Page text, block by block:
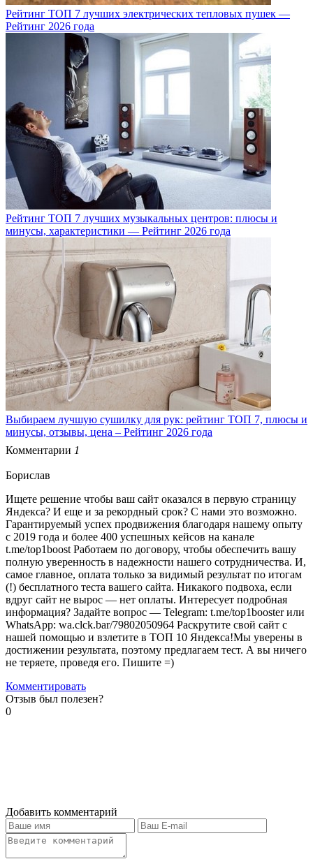
Рейтинг ТОП 7 лучших электрических тепловых пушек —
Рейтинг 2026 года
Рейтинг ТОП 7 лучших музыкальных центров: плюсы и
минусы, характеристики — Рейтинг 2026 года
Выбираем лучшую сушилку для рук: рейтинг ТОП 7, плюсы и
минусы, отзывы, цена – Рейтинг 2026 года
Комментарии 1
Борислав
Ищете решение чтобы ваш сайт оказался в первую страницу
Яндекса? И еще и за рекордный срок? С нами это возможно.
Гарантируемый успех продвижения благодаря нашему опыту
с 2019 года и более 400 успешных кейсов на канале
t.me/top1boost Работаем по договору, чтобы обеспечить вашу
полную уверенность в надежности нашего сотрудничества. И,
самое главное, оплата только за видимый результат по итогам
(!) бесплатного теста вашего сайта. Никакого подвоха, если
вдруг сайт не вырос — нет оплаты. Интересует подробная
информация? Задайте вопрос — Telegram: t.me/top1booster или
WhatsApp: wa.clck.bar/79802050964 Раскрутите свой сайт с
нашей помощью и взлетите в ТОП 10 Яндекса!Мы уверены в
достижении результата, поэтому предлагаем тест. А вы ничего
не теряете, проведя его. Пишите =)
Комментировать
Отзыв был полезен?
0
Добавить комментарий